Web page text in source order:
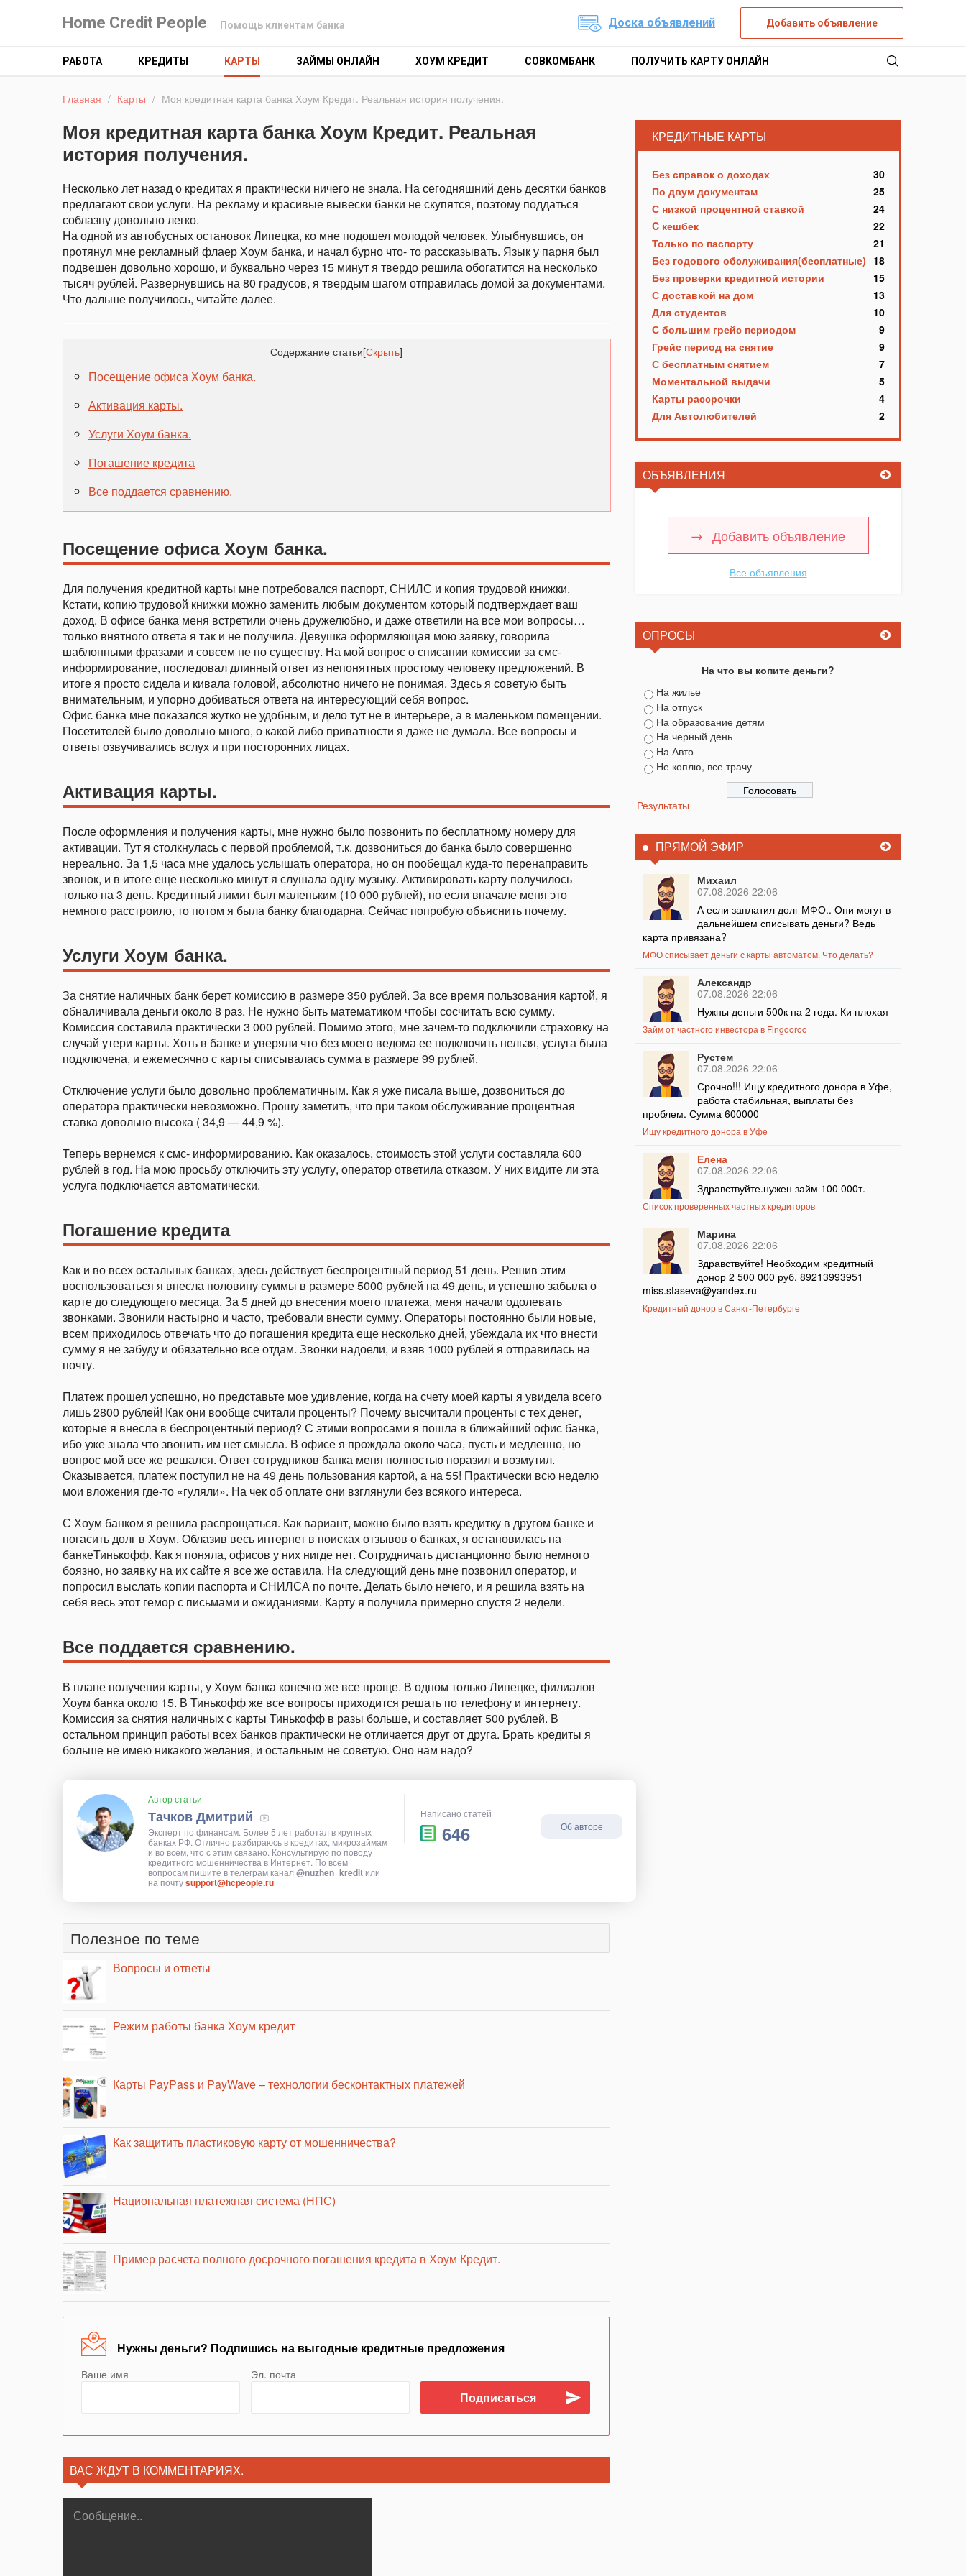
Home Credit People Помощь клиентам банка Доска объявлений Добавить объявление
РАБОТА КРЕДИТЫ КАРТЫ ЗАЙМЫ ОНЛАЙН ХОУМ КРЕДИТ СОВКОМБАНК ПОЛУЧИТЬ КАРТУ ОНЛАЙН
Главная / Карты / Моя кредитная карта банка Хоум Кредит. Реальная история получения.
Моя кредитная карта банка Хоум Кредит. Реальная
история получения.
Несколько лет назад о кредитах я практически ничего не знала. На сегодняшний день десятки банков
предлагают свои услуги. На рекламу и красивые вывески банки не скупятся, поэтому поддаться
соблазну довольно легко.
На одной из автобусных остановок Липецка, ко мне подошел молодой человек. Улыбнувшись, он
протянул мне рекламный флаер Хоум банка, и начал бурно что- то рассказывать. Язык у парня был
подвешен довольно хорошо, и буквально через 15 минут я твердо решила обогатится на несколько
тысяч рублей. Развернувшись на 80 градусов, я твердым шагом отправилась домой за документами.
Что дальше получилось, читайте далее.
Содержание статьи[Скрыть]
Посещение офиса Хоум банка.
Активация карты.
Услуги Хоум банка.
Погашение кредита
Все поддается сравнению.
Посещение офиса Хоум банка.
Для получения кредитной карты мне потребовался паспорт, СНИЛС и копия трудовой книжки.
Кстати, копию трудовой книжки можно заменить любым документом который подтверждает ваш
доход. В офисе банка меня встретили очень дружелюбно, и даже ответили на все мои вопросы…
только внятного ответа я так и не получила. Девушка оформляющая мою заявку, говорила
шаблонными фразами и совсем не по существу. На мой вопрос о списании комиссии за смс-
информирование, последовал длинный ответ из непонятных простому человеку предложений. В
итоге я просто сидела и кивала головой, абсолютно ничего не понимая. Здесь я советую быть
внимательным, и упорно добиваться ответа на интересующий себя вопрос.
Офис банка мне показался жутко не удобным, и дело тут не в интерьере, а в маленьком помещении.
Посетителей было довольно много, о какой либо приватности я даже не думала. Все вопросы и
ответы озвучивались вслух и при посторонних лицах.
Активация карты.
После оформления и получения карты, мне нужно было позвонить по бесплатному номеру для
активации. Тут я столкнулась с первой проблемой, т.к. дозвониться до банка было совершенно
нереально. За 1,5 часа мне удалось услышать оператора, но он пообещал куда-то перенаправить
звонок, и в итоге еще несколько минут я слушала одну музыку. Активировать карту получилось
только на 3 день. Кредитный лимит был маленьким (10 000 рублей), но если вначале меня это
немного расстроило, то потом я была банку благодарна. Сейчас попробую объяснить почему.
Услуги Хоум банка.
За снятие наличных банк берет комиссию в размере 350 рублей. За все время пользования картой, я
обналичивала деньги около 8 раз. Не нужно быть математиком чтобы сосчитать всю сумму.
Комиссия составила практически 3 000 рублей. Помимо этого, мне зачем-то подключили страховку на
случай утери карты. Хоть в банке и уверяли что без моего ведома ее подключить нельзя, услуга была
подключена, и ежемесячно с карты списывалась сумма в размере 99 рублей.
Отключение услуги было довольно проблематичным. Как я уже писала выше, дозвониться до
оператора практически невозможно. Прошу заметить, что при таком обслуживание процентная
ставка довольно высока ( 34,9 — 44,9 %).
Теперь вернемся к смс- информированию. Как оказалось, стоимость этой услуги составляла 600
рублей в год. На мою просьбу отключить эту услугу, оператор ответила отказом. У них видите ли эта
услуга подключается автоматически.
Погашение кредита
Как и во всех остальных банках, здесь действует беспроцентный период 51 день. Решив этим
воспользоваться я внесла половину суммы в размере 5000 рублей на 49 день, и успешно забыла о
карте до следующего месяца. За 5 дней до внесения моего платежа, меня начали одолевать
звонками. Звонили настырно и часто, требовали внести сумму. Операторы постоянно были новые,
всем приходилось отвечать что до погашения кредита еще несколько дней, убеждала их что внести
сумму я не забуду и обязательно все отдам. Звонки надоели, и взяв 1000 рублей я отправилась на
почту.
Платеж прошел успешно, но представьте мое удивление, когда на счету моей карты я увидела всего
лишь 2800 рублей! Как они вообще считали проценты? Почему высчитали проценты с тех денег,
которые я внесла в беспроцентный период? С этими вопросами я пошла в ближайший офис банка,
ибо уже знала что звонить им нет смысла. В офисе я прождала около часа, пусть и медленно, но
вопрос мой все же решался. Ответ сотрудников банка меня полностью поразил и возмутил.
Оказывается, платеж поступил не на 49 день пользования картой, а на 55! Практически всю неделю
мои вложения где-то «гуляли». На чек об оплате они взглянули без всякого интереса.
С Хоум банком я решила распрощаться. Как вариант, можно было взять кредитку в другом банке и
погасить долг в Хоум. Облазив весь интернет в поисках отзывов о банках, я остановилась на
банкеТинькофф. Как я поняла, офисов у них нигде нет. Сотрудничать дистанционно было немного
боязно, но заявку на их сайте я все же оставила. На следующий день мне позвонил оператор, и
попросил выслать копии паспорта и СНИЛСА по почте. Делать было нечего, и я решила взять на
себя весь этот гемор с письмами и ожиданиями. Карту я получила примерно спустя 2 недели.
Все поддается сравнению.
В плане получения карты, у Хоум банка конечно же все проще. В одном только Липецке, филиалов
Хоум банка около 15. В Тинькофф же все вопросы приходится решать по телефону и интернету.
Комиссия за снятия наличных с карты Тинькофф в разы больше, и составляет 500 рублей. В
остальном принцип работы всех банков практически не отличается друг от друга. Брать кредиты я
больше не имею никакого желания, и остальным не советую. Оно нам надо?
Автор статьи
Тачков Дмитрий
Эксперт по финансам. Более 5 лет работал в крупных
банках РФ. Отлично разбираюсь в кредитах, микрозаймам
и во всем, что с этим связано. Консультирую по поводу
кредитного мошенничества в Интернет. По всем
вопросам пишите в телеграм канал @nuzhen_kredit или
на почтуsupport@hcpeople.ru
Написано статей
646 Об авторе
Полезное по теме
Вопросы и ответы
Режим работы банка Хоум кредит
Карты PayPass и PayWave – технологии бесконтактных платежей
Как защитить пластиковую карту от мошенничества?
Национальная платежная система (НПС)
Пример расчета полного досрочного погашения кредита в Хоум Кредит.
Нужны деньги? Подпишись на выгодные кредитные предложения
Ваше имя Эл. почта
ВАС ЖДУТ В КОММЕНТАРИЯХ.
КРЕДИТНЫЕ КАРТЫ
Без справок о доходах
30
По двум документам
25
С низкой процентной ставкой
24
C кешбек
22
Только по паспорту
21
Без годового обслуживания(бесплатные) 18
Без проверки кредитной истории
15
С доставкой на дом
13
Для студентов
10
С большим грейс периодом
9
Грейс период на снятие
9
С бесплатным снятием
7
Моментальной выдачи
5
Карты рассрочки
4
Для Автолюбителей
2
ОБЪЯВЛЕНИЯ
Добавить объявление
Все объявления
ОПРОСЫ
На что вы копите деньги?
На жилье
На отпуск
На образование детям
На черный день
На Авто
Не коплю, все трачу
Результаты
ПРЯМОЙ ЭФИР
Михаил
07.08.2026 22:06
А если заплатил долг МФО.. Они могут в
дальнейшем списывать деньги? Ведь
карта привязана?
МФО списывает деньги с карты автоматом. Что делать?
Александр
07.08.2026 22:06
Нужны деньги 500к на 2 года. Ки плохая
Займ от частного инвестора в Fingooroo
Рустем
07.08.2026 22:06
Срочно!!! Ищу кредитного донора в Уфе,
работа стабильная, выплаты без
проблем. Сумма 600000
Ищу кредитного донора в Уфе
Елена
07.08.2026 22:06
Здравствуйте.нужен займ 100 000т.
Список проверенных частных кредиторов
Марина
07.08.2026 22:06
Здравствуйте! Необходим кредитный
донор 2 500 000 руб. 89213993951
miss.staseva@yandex.ru
Кредитный донор в Санкт-Петербурге